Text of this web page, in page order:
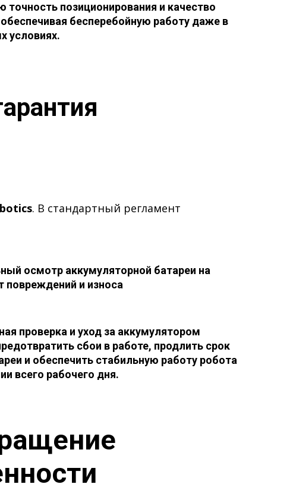
точность позиционирования и качество
бесперебойную работу даже в
условиях.
. В стандартный регламент
осмотр аккумуляторной батареи на
повреждений и износа
проверка и уход за аккумулятором
сбои в работе, продлить срок
и обеспечить стабильную работу робота
всего рабочего дня.